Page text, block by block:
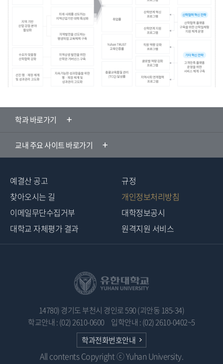
학과 바로가기
교내 주요 사이트 바로가기
예결산 공고
규정
찾아오시는 길
개인정보처리방침
이메일무단수집거부
대학정보공시
대학교 자체평가 결과
원격지원 서비스
14780) 경기도 부천시 경인로 590 (괴안동 185-34)
학교안내 : (02) 2610-0600
입학안내 : (02) 2610-0402~5
학과전화번호안내
All contents Copyright ⓒ Yuhan University.